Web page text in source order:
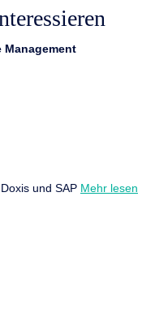
Management
und SAP Mehr lesen